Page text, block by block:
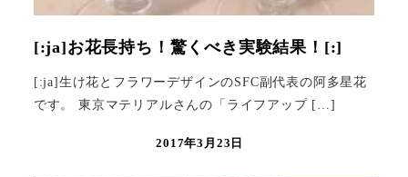
[:ja]お花長持ち！驚くべき実験結果！[:]
[:ja]生け花とフラワーデザインのSFC副代表の阿多星花
です。 東京マテリアルさんの「ライフアップ […]
2017年3月23日